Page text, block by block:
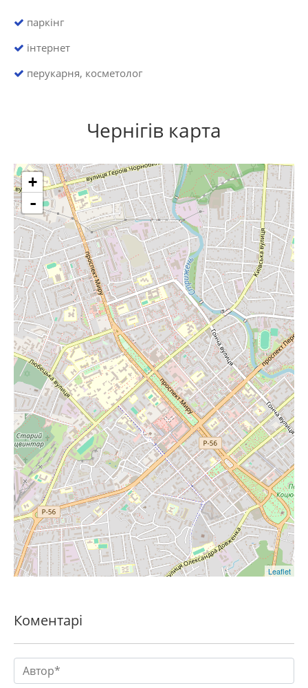
паркінг
інтернет
перукарня, косметолог
Чернігів карта
+
-
Leaflet
Коментарі